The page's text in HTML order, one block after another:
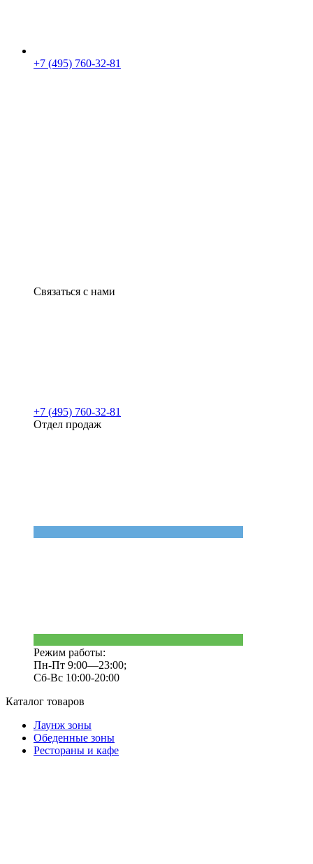
+7 (495) 760-32-81
Связаться с нами
+7 (495) 760-32-81
Отдел продаж
Режим работы:
Пн-Пт 9:00—23:00;
Сб-Вс 10:00-20:00
Каталог товаров
Лаунж зоны
Обеденные зоны
Рестораны и кафе